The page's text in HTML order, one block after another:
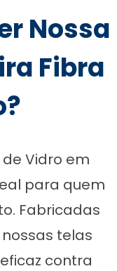
Nossa
Fibra
Vidro em
para quem
Fabricadas
telas
contra